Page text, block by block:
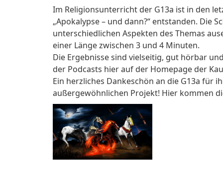
Im Religionsunterricht der G13a ist in den
„Apokalypse – und dann?“ entstanden. Die
unterschiedlichen Aspekten des Themas
einer Länge zwischen 3 und 4 Minuten.
Die Ergebnisse sind vielseitig, gut hörbar
der Podcasts hier auf der Homepage der
Ein herzliches Dankeschön an die G13a für
außergewöhnlichen Projekt! Hier kommen